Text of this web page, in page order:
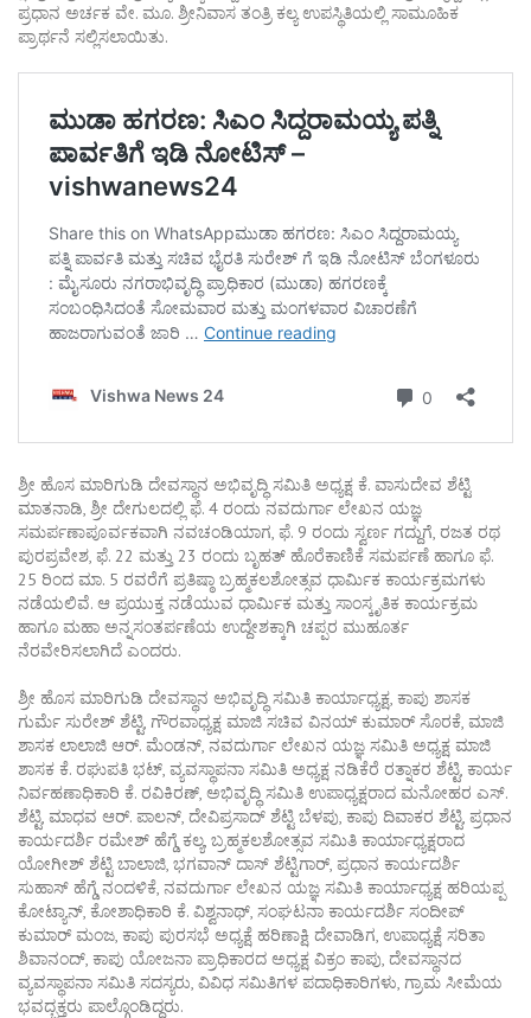
ಪ್ರಧಾನ ಅರ್ಚಕ ವೇ. ಮೂ. ಶ್ರೀನಿವಾಸ ತಂತ್ರಿ ಕಲ್ಯ ಉಪಸ್ಥಿತಿಯಲ್ಲಿ ಸಾಮೂಹಿಕ
ಪ್ರಾರ್ಥನೆ ಸಲ್ಲಿಸಲಾಯಿತು.
ಶ್ರೀ ಹೊಸ ಮಾರಿಗುಡಿ ದೇವಸ್ಥಾನ ಅಭಿವೃದ್ಧಿ ಸಮಿತಿ ಅಧ್ಯಕ್ಷ ಕೆ. ವಾಸುದೇವ ಶೆಟ್ಟಿ
ಮಾತನಾಡಿ, ಶ್ರೀ ದೇಗುಲದಲ್ಲಿ ಫೆ. 4 ರಂದು ನವದುರ್ಗಾ ಲೇಖನ ಯಜ್ಞ
ಸಮರ್ಪಣಾಪೂರ್ವಕವಾಗಿ ನವಚಂಡಿಯಾಗ, ಫೆ. 9 ರಂದು ಸ್ವರ್ಣ ಗದ್ದುಗೆ, ರಜತ ರಥ
ಪುರಪ್ರವೇಶ, ಫೆ. 22 ಮತ್ತು 23 ರಂದು ಬೃಹತ್ ಹೊರೆಕಾಣಿಕೆ ಸಮರ್ಪಣೆ ಹಾಗೂ ಫೆ.
25 ರಿಂದ ಮಾ. 5 ರವರೆಗೆ ಪ್ರತಿಷ್ಠಾ ಬ್ರಹ್ಮಕಲಶೋತ್ಸವ ಧಾರ್ಮಿಕ ಕಾರ್ಯಕ್ರಮಗಳು
ನಡೆಯಲಿವೆ. ಆ ಪ್ರಯುಕ್ತ ನಡೆಯುವ ಧಾರ್ಮಿಕ ಮತ್ತು ಸಾಂಸ್ಕೃತಿಕ ಕಾರ್ಯಕ್ರಮ
ಹಾಗೂ ಮಹಾ ಅನ್ನಸಂತರ್ಪಣೆಯ ಉದ್ದೇಶಕ್ಕಾಗಿ ಚಪ್ಪರ ಮುಹೂರ್ತ
ನೆರವೇರಿಸಲಾಗಿದೆ ಎಂದರು.
ಶ್ರೀ ಹೊಸ ಮಾರಿಗುಡಿ ದೇವಸ್ಥಾನ ಅಭಿವೃದ್ಧಿ ಸಮಿತಿ ಕಾರ್ಯಾಧ್ಯಕ್ಷ, ಕಾಪು ಶಾಸಕ
ಗುರ್ಮೆ ಸುರೇಶ್ ಶೆಟ್ಟಿ, ಗೌರವಾಧ್ಯಕ್ಷ ಮಾಜಿ ಸಚಿವ ವಿನಯ್ ಕುಮಾರ್ ಸೊರಕೆ, ಮಾಜಿ
ಶಾಸಕ ಲಾಲಾಜಿ‌ ಆರ್. ಮೆಂಡನ್, ನವದುರ್ಗಾ ಲೇಖನ‌ ಯಜ್ಞ ಸಮಿತಿ ಅಧ್ಯಕ್ಷ ಮಾಜಿ
ಶಾಸಕ ಕೆ. ರಘುಪತಿ ಭಟ್, ವ್ಯವಸ್ಥಾಪನಾ ಸಮಿತಿ ಅಧ್ಯಕ್ಷ ನಡಿಕೆರೆ ರತ್ನಾಕರ ಶೆಟ್ಟಿ, ಕಾರ್ಯ
ನಿರ್ವಹಣಾಧಿಕಾರಿ ಕೆ. ರವಿಕಿರಣ್, ಅಭಿವೃದ್ಧಿ ಸಮಿತಿ ಉಪಾಧ್ಯಕ್ಷರಾದ ಮನೋಹರ ಎಸ್.
ಶೆಟ್ಟಿ, ಮಾಧವ ಆರ್. ಪಾಲನ್, ದೇವಿಪ್ರಸಾದ್ ಶೆಟ್ಟಿ ಬೆಳಪು, ಕಾಪು ದಿವಾಕರ ಶೆಟ್ಟಿ, ಪ್ರಧಾನ
ಕಾರ್ಯದರ್ಶಿ ರಮೇಶ್ ಹೆಗ್ಡೆ ಕಲ್ಯ, ಬ್ರಹ್ಮಕಲಶೋತ್ಸವ ಸಮಿತಿ ಕಾರ್ಯಾಧ್ಯಕ್ಷರಾದ
ಯೋಗೀಶ್ ಶೆಟ್ಟಿ ಬಾಲಾಜಿ, ಭಗವಾನ್ ದಾಸ್ ಶೆಟ್ಟಿಗಾರ್, ಪ್ರಧಾನ ಕಾರ್ಯದರ್ಶಿ
ಸುಹಾಸ್ ಹೆಗ್ಡೆ ನಂದಳಿಕೆ, ನವದುರ್ಗಾ ಲೇಖನ ಯಜ್ಞ ಸಮಿತಿ ಕಾರ್ಯಾಧ್ಯಕ್ಷ ಹರಿಯಪ್ಪ
ಕೋಟ್ಯಾನ್, ಕೋಶಾಧಿಕಾರಿ ಕೆ. ವಿಶ್ವನಾಥ್, ಸಂಘಟನಾ ಕಾರ್ಯದರ್ಶಿ ಸಂದೀಪ್
ಕುಮಾರ್ ಮಂಜ, ಕಾಪು ಪುರಸಭೆ ಅಧ್ಯಕ್ಷೆ ಹರಿಣಾಕ್ಷಿ ದೇವಾಡಿಗ, ಉಪಾಧ್ಯಕ್ಷೆ ಸರಿತಾ
ಶಿವಾನಂದ್, ಕಾಪು ಯೋಜನಾ ಪ್ರಾಧಿಕಾರದ ಅಧ್ಯಕ್ಷ ವಿಕ್ರಂ ಕಾಪು, ದೇವಸ್ಥಾನದ
ವ್ಯವಸ್ಥಾಪನಾ ಸಮಿತಿ ಸದಸ್ಯರು, ವಿವಿಧ‌ ಸಮಿತಿಗಳ ಪದಾಧಿಕಾರಿಗಳು, ಗ್ರಾಮ ಸೀಮೆಯ
ಭವದ್ಭಕ್ತರು ಪಾಲ್ಗೊಂಡಿದ್ದರು.